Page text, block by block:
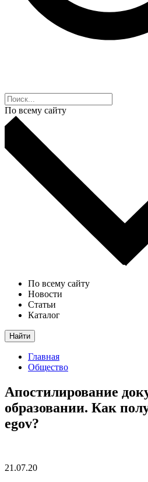
По всему сайту
По всему сайту
Новости
Статьи
Каталог
Найти
Главная
Общество
Апостилирование
образовании. Как
egov?
21.07.20